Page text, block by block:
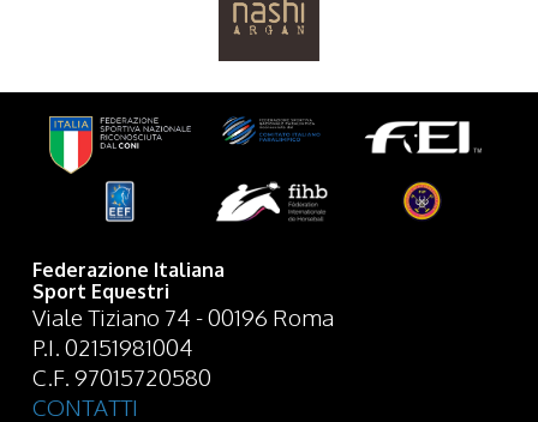
Federazione Italiana
Sport Equestri
Viale Tiziano 74 - 00196 Roma
P.I. 02151981004
C.F. 97015720580
CONTATTI